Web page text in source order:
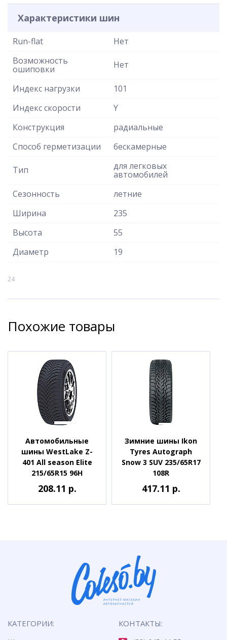
Характеристики шин
Run-flat
Нет
Возможность
ошиповки Нет
Индекс нагрузки
101
Индекс скорости
Y
Конструкция
радиальные
Способ герметизации
бескамерные
Тип для легковых
автомобилей
Сезонность
летние
Ширина
235
Высота
55
Диаметр
19
24
Похожие товары
Автомобильные
шины WestLake Z-
401 All season Elite
215/65R15 96H
208.11 р.
Зимние шины Ikon
Tyres Autograph
Snow 3 SUV 235/65R17
108R
417.11 р.
КАТЕГОРИИ: КОНТАКТЫ: